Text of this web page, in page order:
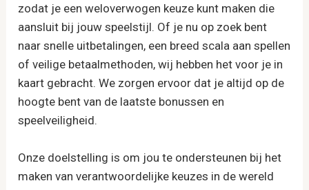
zodat je een weloverwogen keuze kunt maken die
aansluit bij jouw speelstijl. Of je nu op zoek bent
naar snelle uitbetalingen, een breed scala aan spellen
of veilige betaalmethoden, wij hebben het voor je in
kaart gebracht. We zorgen ervoor dat je altijd op de
hoogte bent van de laatste bonussen en
speelveiligheid.
Onze doelstelling is om jou te ondersteunen bij het
maken van verantwoordelijke keuzes in de wereld